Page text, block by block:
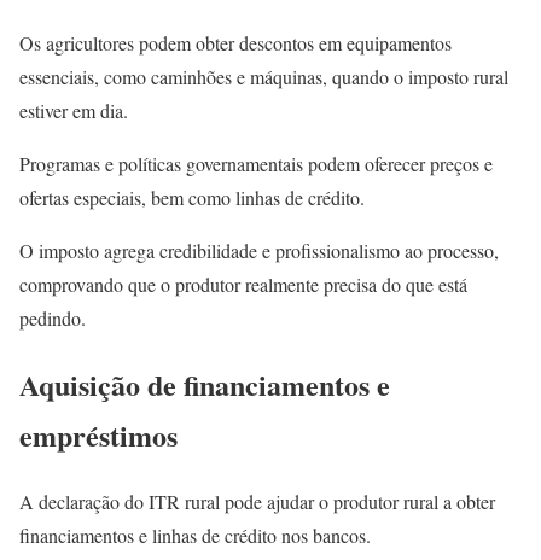
Os agricultores podem obter descontos em equipamentos
essenciais, como caminhões e máquinas, quando o imposto rural
estiver em dia.
Programas e políticas governamentais podem oferecer preços e
ofertas especiais, bem como linhas de crédito.
O imposto agrega credibilidade e profissionalismo ao processo,
comprovando que o produtor realmente precisa do que está
pedindo.
Aquisição de financiamentos e
empréstimos
A declaração do ITR rural pode ajudar o produtor rural a obter
financiamentos e linhas de crédito nos bancos.